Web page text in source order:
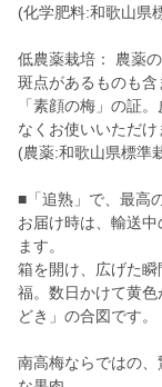
(化学肥料:和歌山県
低農薬栽培： 農薬
斑点があるものも
「素顔の梅」の証
なくお使いいただけ
(農薬:和歌山県標準
■「追熟」で、最高
お届け時は、輸送
ます。
箱を開け、広げた
福。数日かけて黄
どき」の合図です。
南高梅ならではの